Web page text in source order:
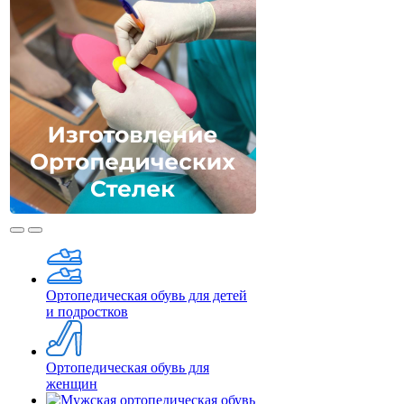
Ортопедическая обувь для детей
и подростков
Ортопедическая обувь для
женщин